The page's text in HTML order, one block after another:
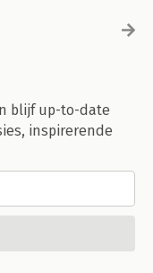
blijf up-to-date
inspirerende